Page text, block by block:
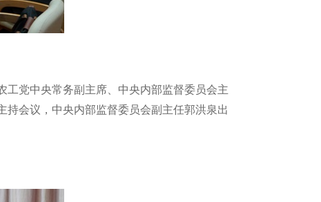
工党中央常务副主席、中央内部监督委员会主
持会议，中央内部监督委员会副主任郭洪泉出